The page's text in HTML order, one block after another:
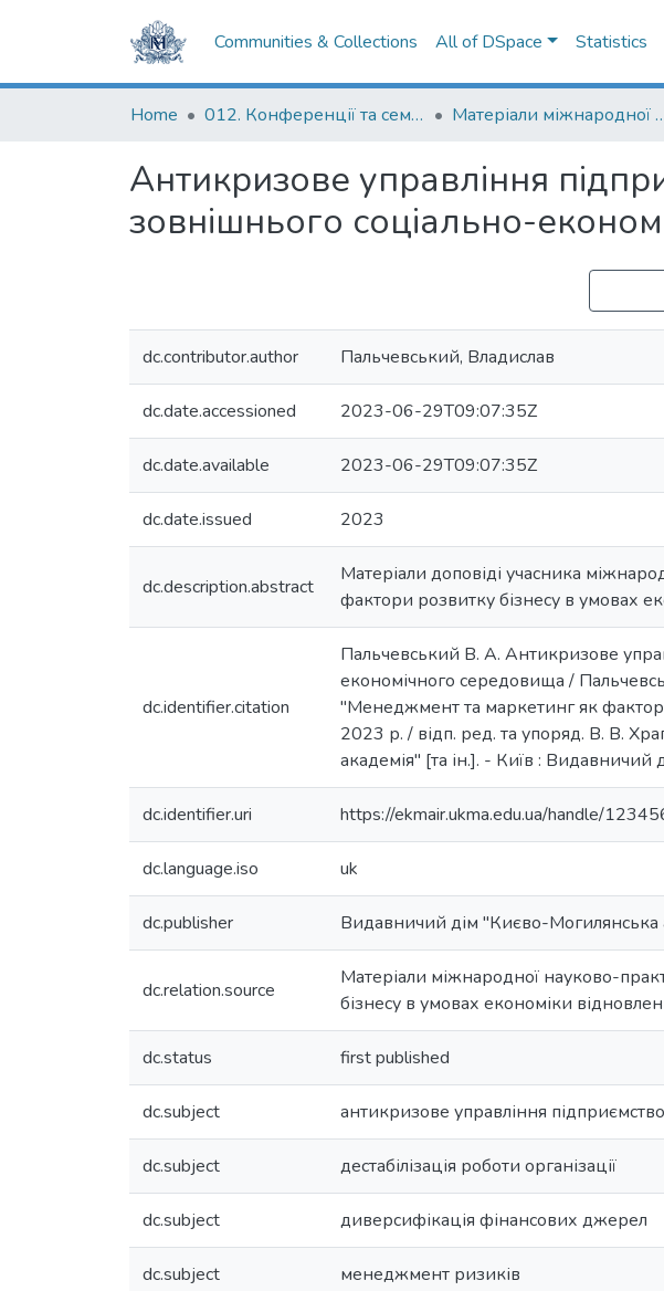
Communities & Collections All of DSpace Statistics
Home 012. Конференції та семінари НаУКМА Матеріали міжнародної науково-практичної конференції "Менеджмент та
Антикризове управління
зовнішнього соціально-
dc.contributor.author Пальчевський, Владислав
dc.date.accessioned 2023-06-29T09:07:35Z
dc.date.available 2023-06-29T09:07:35Z
dc.date.issued 2023
dc.description.abstract
Матеріали доповіді учасника
фактори розвитку бізнесу в умовах
dc.identifier.citation
Пальчевський В. А. Антикризове
економічного середовища /
"Менеджмент та маркетинг як
2023 р. / відп. ред. та упоряд. В. В.
академія" [та ін.]. - Київ :
dc.identifier.uri https://ekmair.ukma.edu.ua/handle/
dc.language.iso uk
dc.publisher Видавничий дім "Києво-Могилянська
dc.relation.source
Матеріали міжнародної науково-
бізнесу в умовах економіки
dc.status first published
dc.subject антикризове управління
dc.subject дестабілізація роботи організації
dc.subject диверсифікація фінансових джерел
dc.subject менеджмент ризиків